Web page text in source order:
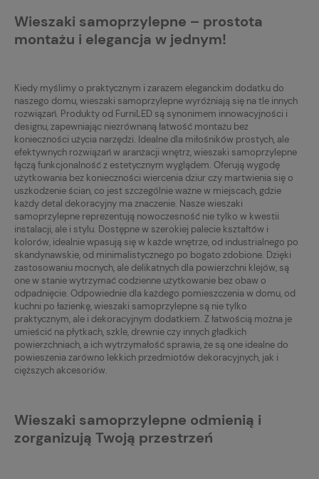
Wieszaki samoprzylepne – prostota
montażu i elegancja w jednym!
Kiedy myślimy o praktycznym i zarazem eleganckim dodatku do
naszego domu, wieszaki samoprzylepne wyróżniają się na tle innych
rozwiązań. Produkty od FurniLED są synonimem innowacyjności i
designu, zapewniając niezrównaną łatwość montażu bez
konieczności użycia narzędzi. Idealne dla miłośników prostych, ale
efektywnych rozwiązań w aranżacji wnętrz, wieszaki samoprzylepne
łączą funkcjonalność z estetycznym wyglądem. Oferują wygodę
użytkowania bez konieczności wiercenia dziur czy martwienia się o
uszkodzenie ścian, co jest szczególnie ważne w miejscach, gdzie
każdy detal dekoracyjny ma znaczenie. Nasze wieszaki
samoprzylepne reprezentują nowoczesność nie tylko w kwestii
instalacji, ale i stylu. Dostępne w szerokiej palecie kształtów i
kolorów, idealnie wpasują się w każde wnętrze, od industrialnego po
skandynawskie, od minimalistycznego po bogato zdobione. Dzięki
zastosowaniu mocnych, ale delikatnych dla powierzchni klejów, są
one w stanie wytrzymać codzienne użytkowanie bez obaw o
odpadnięcie. Odpowiednie dla każdego pomieszczenia w domu, od
kuchni po łazienkę, wieszaki samoprzylepne są nie tylko
praktycznym, ale i dekoracyjnym dodatkiem. Z łatwością można je
umieścić na płytkach, szkle, drewnie czy innych gładkich
powierzchniach, a ich wytrzymałość sprawia, że są one idealne do
powieszenia zarówno lekkich przedmiotów dekoracyjnych, jak i
cięższych akcesoriów.
Wieszaki samoprzylepne odmienią i
zorganizują Twoją przestrzeń